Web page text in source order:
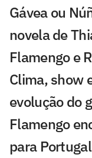
Gávea ou
novela de
Flamengo e
Clima, show
evolução do
Flamengo
para